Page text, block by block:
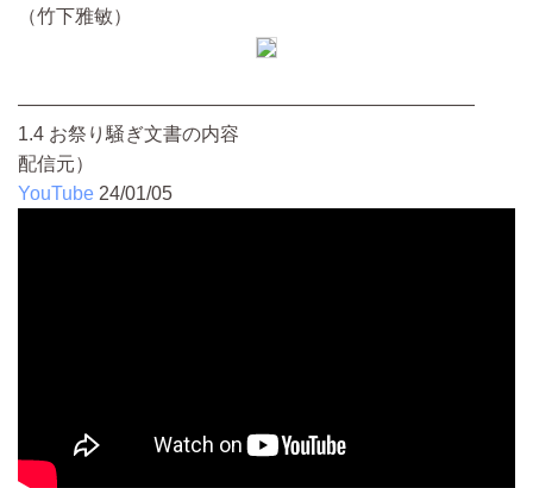
（竹下雅敏）
————————————————————————
1.4 お祭り騒ぎ文書の内容
配信元）
YouTube 24/01/05